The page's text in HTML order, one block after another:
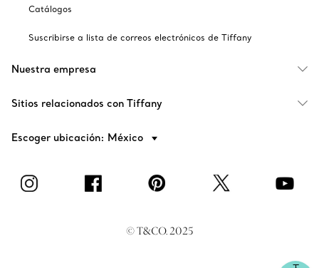
Catálogos
Suscribirse a lista de correos electrónicos de Tiffany
Nuestra empresa
Sitios relacionados con Tiffany
Escoger ubicación: México
© T&CO. 2025